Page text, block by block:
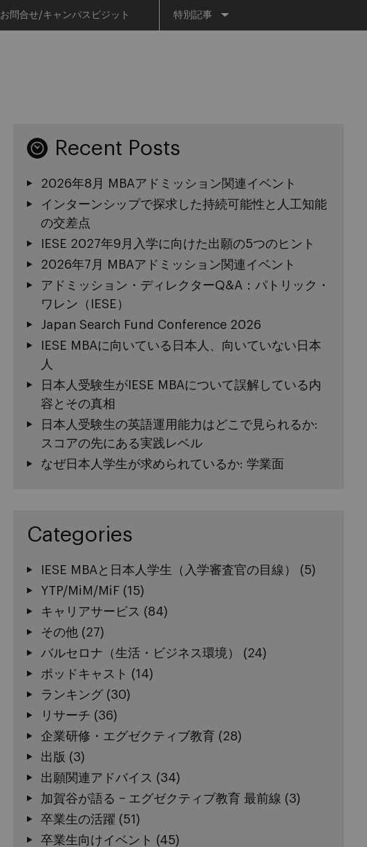
お問合せ/キャンパスビジット 特別記事
Recent Posts
2026年8月 MBAアドミッション関連イベント
インターンシップで探求した持続可能性と人工知能
の交差点
IESE 2027年9月入学に向けた出願の5つのヒント
2026年7月 MBAアドミッション関連イベント
アドミッション・ディレクターQ&A：パトリック・
ワレン（IESE）
Japan Search Fund Conference 2026
IESE MBAに向いている日本人、向いていない日本
人
日本人受験生がIESE MBAについて誤解している内
容とその真相
日本人受験生の英語運用能力はどこで見られるか:
スコアの先にある実践レベル
なぜ日本人学生が求められているか: 学業面
Categories
IESE MBAと日本人学生（入学審査官の目線）
(5)
YTP/MiM/MiF(15)
キャリアサービス (84)
その他(27)
バルセロナ（生活・ビジネス環境）
(24)
ポッドキャスト (14)
ランキング(30)
リサーチ (36)
企業研修・エグゼクティブ教育 (28)
出版 (3)
出願関連アドバイス (34)
加賀谷が語る − エグゼクティブ教育 最前線 (3)
卒業生の活躍 (51)
卒業生向けイベント (45)